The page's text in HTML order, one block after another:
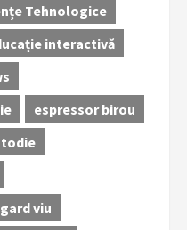
Tehnologice
interactivă
espressor birou
gard viu